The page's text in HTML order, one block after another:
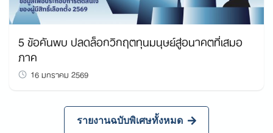
5 ข้อค้นพบ ปลดล็อกวิกฤตทุนมนุษย์สู่อนาคตที่เสมอ
ภาค
16 มกราคม 2569
รายงานฉบับพิเศษทั้งหมด